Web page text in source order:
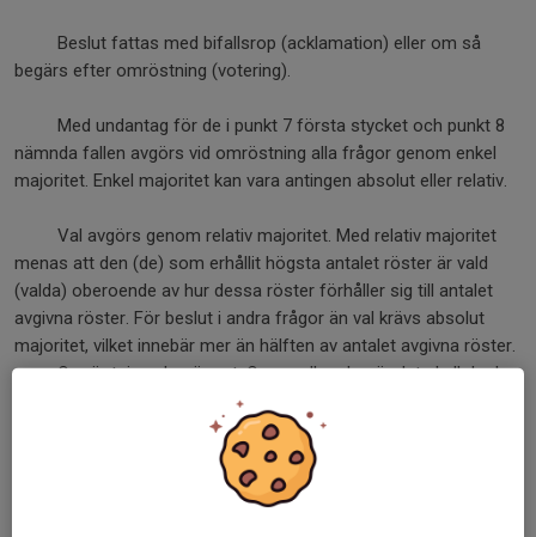
Beslut fattas med bifallsrop (acklamation) eller om så
begärs efter omröstning (votering).
Med undantag för de i punkt 7 första stycket och punkt 8
nämnda fallen avgörs vid omröstning alla frågor genom enkel
majoritet. Enkel majoritet kan vara antingen absolut eller relativ.
Val avgörs genom relativ majoritet. Med relativ majoritet
menas att den (de) som erhållit högsta antalet röster är vald
(valda) oberoende av hur dessa röster förhåller sig till antalet
avgivna röster. För beslut i andra frågor än val krävs absolut
majoritet, vilket innebär mer än hälften av antalet avgivna röster.
Omröstning sker öppet. Om medlem begär det skall dock
Vid omröstning som inte avser val gäller vid lika röstetal
det förslag som biträds av ordföranden vid mötet, om han är
röstberättigad. Är han inte röstberättigad avgör lotten. Vid val
skall i händelse av lika röstetal lotten avgöra.